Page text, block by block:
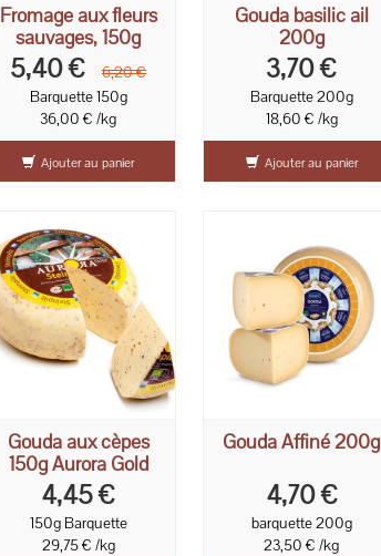
Fromage aux fleurs
sauvages, 150g
5,40 €
6,20 €
Barquette 150g
36,00 € /kg
Ajouter au panier
Gouda basilic ail
200g
3,70 €
Barquette 200g
18,60 € /kg
Ajouter au panier
Gouda aux cèpes
150g Aurora Gold
4,45 €
150g Barquette
29,75 € /kg
Gouda Affiné 200g
4,70 €
barquette 200g
23,50 € /kg